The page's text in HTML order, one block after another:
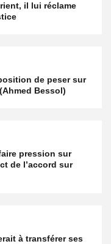
il lui réclame
de peser sur
Bessol)
pression sur
de l’accord sur
à transférer ses